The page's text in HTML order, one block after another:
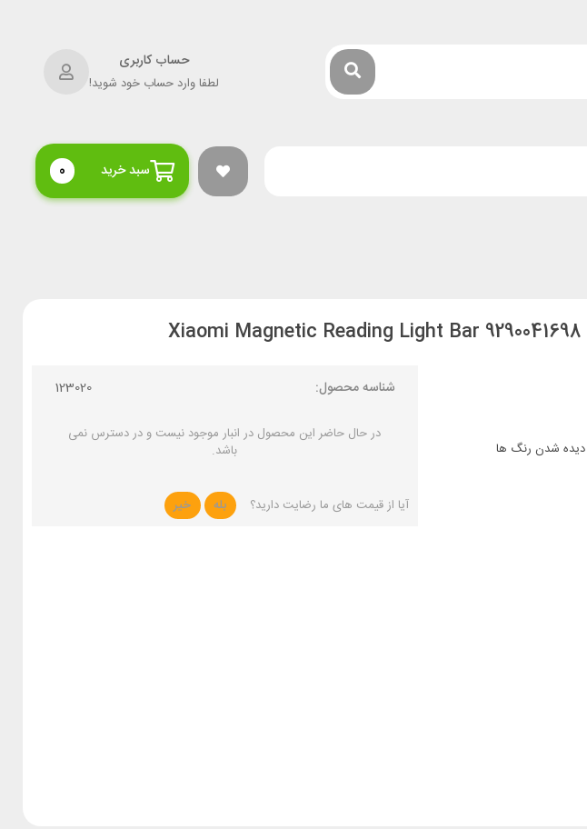
حساب کاربری
لطفا وارد حساب خود شوید!
سبد خرید 0
شناسه محصول: 123020
در حال حاضر این محصول در انبار موجود نیست و در دسترس نمی
باشد.
آیا از قیمت های ما رضایت دارید؟ بله خیر